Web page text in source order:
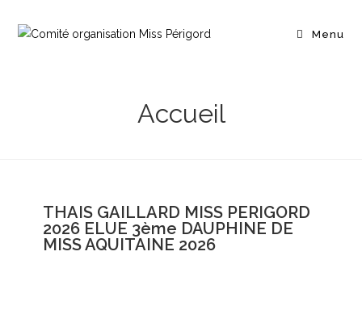
Menu
Accueil
THAIS GAILLARD MISS PERIGORD
2026 ELUE 3ème DAUPHINE DE
MISS AQUITAINE 2026